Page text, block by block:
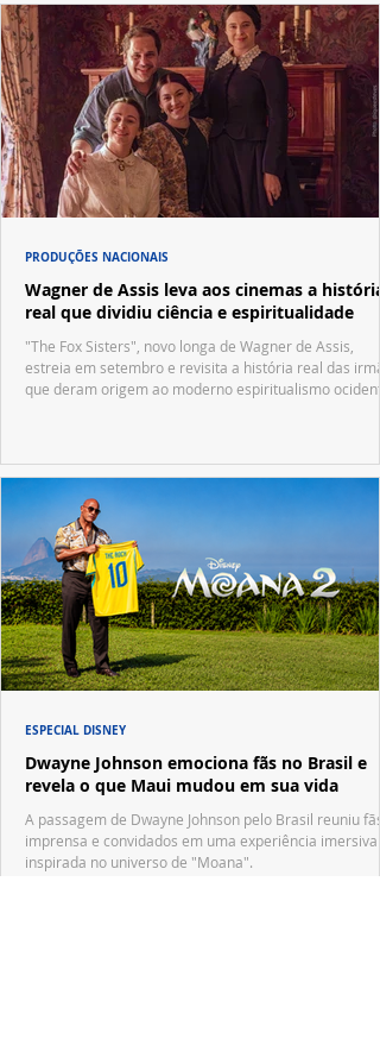
Wagner de Assis leva aos cinemas a história
real que dividiu ciência e espiritualidade
"The Fox Sisters", novo longa de Wagner de Assis,
estreia em setembro e revisita a história real das
que deram origem ao moderno espiritualismo
PRODUÇÕES NACIONAIS
Dwayne Johnson emociona fãs no Brasil e
revela o que Maui mudou em sua vida
A passagem de Dwayne Johnson pelo Brasil reuniu fãs,
imprensa e convidados em uma experiência imersiva
inspirada no universo de "Moana".
ESPECIAL DISNEY